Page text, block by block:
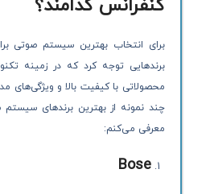
کنفرانس کدامند؟
برای انتخاب بهترین سیستم صوتی
برندهایی توجه کرد که در زمینه
محصولاتی با کیفیت بالا و ویژگی‌های
چند نمونه از بهترین برندهای
معرفی می‌کنم:
Bose